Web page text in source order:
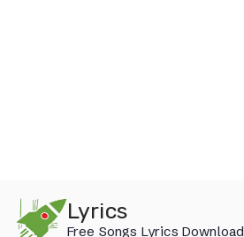
Lyrics
Free Songs Lyrics Download